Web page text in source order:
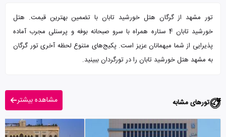
تور مشهد از گرگان هتل خورشید تابان با تضمین بهترین قیمت. هتل
خورشید تابان 4 ستاره همراه با سرو صبحانه بوفه و پرسنلی مجرب آماده
پذیرایی از شما میهمانان عزیز است. پکیج‌های متنوع لحظه آخری تور گرگان
به مشهد هتل خورشید تابان را در تورگردان ببینید.
تورهای مشابه مشاهده بیشتر